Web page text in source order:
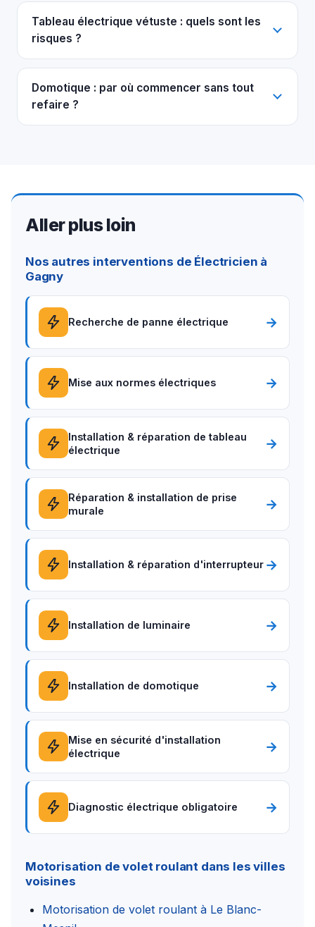
Tableau électrique vétuste : quels sont les
risques ?
Domotique : par où commencer sans tout
refaire ?
Aller plus loin
Nos autres interventions de Électricien à
Gagny
Recherche de panne électrique →
Mise aux normes électriques →
Installation & réparation de tableau
électrique
→
Réparation & installation de prise
murale
→
Installation & réparation d'interrupteur →
Installation de luminaire →
Installation de domotique →
Mise en sécurité d'installation
électrique
→
Diagnostic électrique obligatoire →
Motorisation de volet roulant dans les villes
voisines
Motorisation de volet roulant à Le Blanc-